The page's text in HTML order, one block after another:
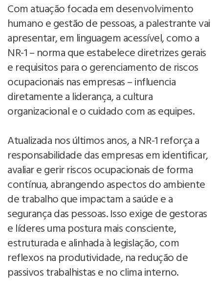
Com atuação focada em desenvolvimento
humano e gestão de pessoas, a palestrante vai
apresentar, em linguagem acessível, como a
NR-1 – norma que estabelece diretrizes gerais
e requisitos para o gerenciamento de riscos
ocupacionais nas empresas – influencia
diretamente a liderança, a cultura
organizacional e o cuidado com as equipes.
Atualizada nos últimos anos, a NR-1 reforça a
responsabilidade das empresas em identificar,
avaliar e gerir riscos ocupacionais de forma
contínua, abrangendo aspectos do ambiente
de trabalho que impactam a saúde e a
segurança das pessoas. Isso exige de gestoras
e líderes uma postura mais consciente,
estruturada e alinhada à legislação, com
reflexos na produtividade, na redução de
passivos trabalhistas e no clima interno.